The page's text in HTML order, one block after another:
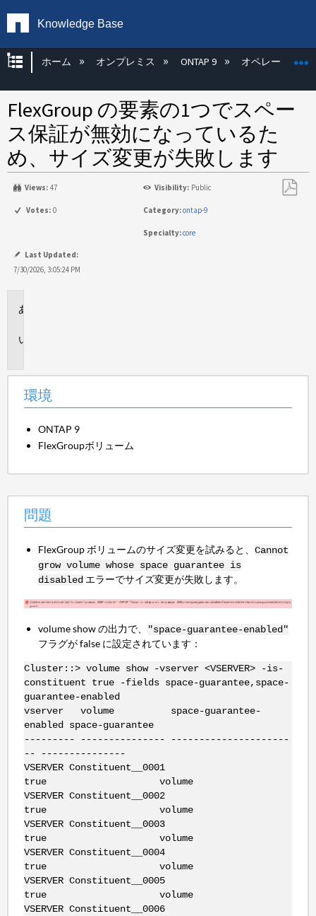
Knowledge Base
グローバル階層を展開/折りたたむ
ホーム オンプレミス ONTAP 9 オペレーティン
FlexGroup の要素の1つでスペー
ス保証が無効になっているた
め、サイズ変更が失敗します
Views: 47 Visibility: Public
Votes: 0 Category:ontap-9
Specialty:core
Last Updated:
7/30/2026, 3:05:24 PM
環境
ONTAP 9
FlexGroupボリューム
問題
FlexGroup ボリュームのサイズ変更を試みると、Cannot
grow volume whose space guarantee is
disabled エラーでサイズ変更が失敗します。
volume show の出力で、 "space-guarantee-enabled"
フラグが false に設定されています：
Cluster::> volume show -vserver <VSERVER> -is-
constituent true -fields space-guarantee,space-
guarantee-enabled
vserver volume space-guarantee-
enabled space-guarantee
--------- --------------- ---------------------
-- ---------------
VSERVER Constituent__0001
true volume
VSERVER Constituent__0002
true volume
VSERVER Constituent__0003
true volume
VSERVER Constituent__0004
true volume
VSERVER Constituent__0005
true volume
VSERVER Constituent__0006